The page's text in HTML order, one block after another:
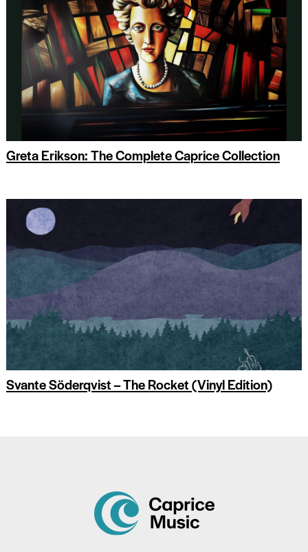
Greta Erikson: The Complete Caprice Collection
Svante Söderqvist – The Rocket (Vinyl Edition)